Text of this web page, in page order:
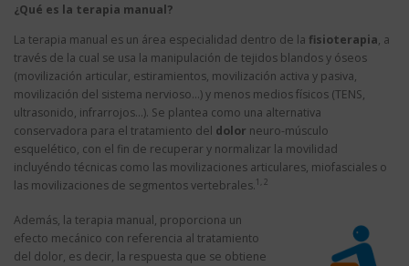
¿Qué es la terapia manual?
La terapia manual es un área especialidad dentro de la fisioterapia, a
través de la cual se usa la manipulación de tejidos blandos y óseos
(movilización articular, estiramientos, movilización activa y pasiva,
movilización del sistema nervioso…) y menos medios físicos (TENS,
ultrasonido, infrarrojos…). Se plantea como una alternativa
conservadora para el tratamiento del dolor neuro-músculo
esquelético, con el fin de recuperar y normalizar la movilidad
incluyéndo técnicas como las movilizaciones articulares, miofasciales o
las movilizaciones de segmentos vertebrales. 1, 2
Además, la terapia manual, proporciona un
efecto mecánico con referencia al tratamiento
del dolor, es decir, la respuesta que se obtiene